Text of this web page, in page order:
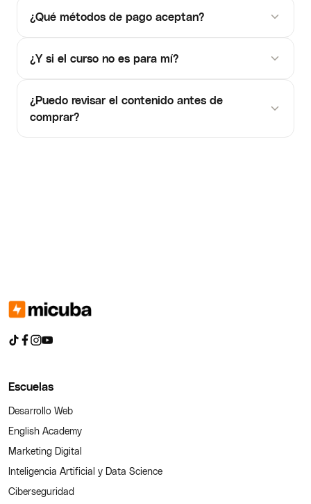
¿Qué métodos de pago aceptan?
¿Y si el curso no es para mí?
¿Puedo revisar el contenido antes de
comprar?
Escuelas
Desarrollo Web
English Academy
Marketing Digital
Inteligencia Artificial y Data Science
Ciberseguridad